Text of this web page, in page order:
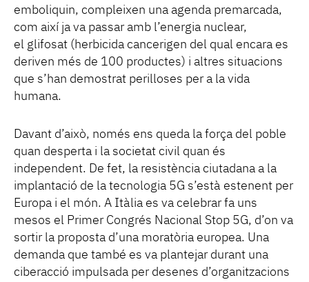
emboliquin, compleixen una agenda premarcada,
com així ja va passar amb l’energia nuclear,
el glifosat (herbicida cancerigen del qual encara es
deriven més de 100 productes) i altres situacions
que s’han demostrat perilloses per a la vida
humana.
Davant d’això, només ens queda la força del poble
quan desperta i la societat civil quan és
independent. De fet, la resistència ciutadana a la
implantació de la tecnologia 5G s’està estenent per
Europa i el món. A Itàlia es va celebrar fa uns
mesos el Primer Congrés Nacional Stop 5G, d’on va
sortir la proposta d’una moratòria europea. Una
demanda que també es va plantejar durant una
ciberacció impulsada per desenes d’organitzacions